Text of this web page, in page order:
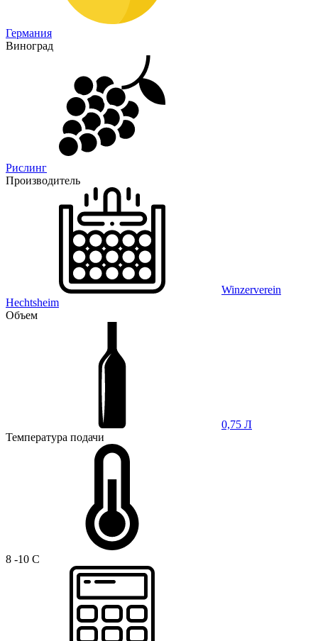
Германия
Виноград
Рислинг
Производитель
Winzerverein
Hechtsheim
Объем
0,75 Л
Температура подачи
8 -10 C